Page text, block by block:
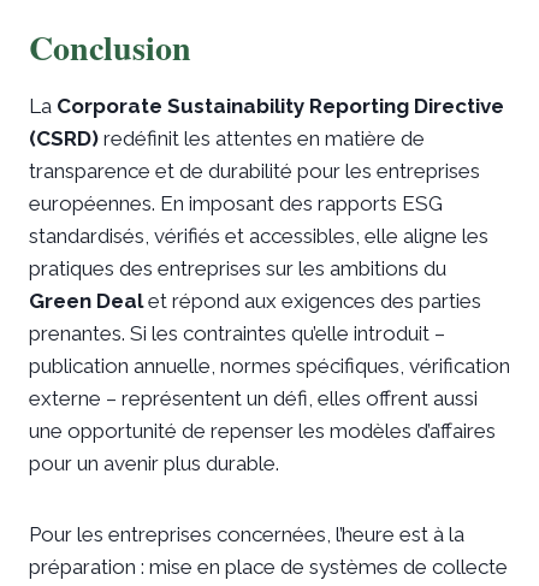
Conclusion
La Corporate Sustainability Reporting Directive
(CSRD) redéfinit les attentes en matière de
transparence et de durabilité pour les entreprises
européennes. En imposant des rapports ESG
standardisés, vérifiés et accessibles, elle aligne les
pratiques des entreprises sur les ambitions du
Green Dealet répond aux exigences des parties
prenantes. Si les contraintes qu’elle introduit –
publication annuelle, normes spécifiques, vérification
externe – représentent un défi, elles offrent aussi
une opportunité de repenser les modèles d’affaires
pour un avenir plus durable.
Pour les entreprises concernées, l’heure est à la
préparation : mise en place de systèmes de collecte